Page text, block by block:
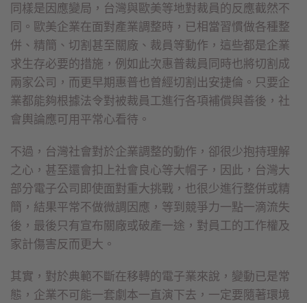
同樣是因應變局，台灣與歐美等地對裁員的反應截然不
同。歐美企業在面對產業調整時，已相當習慣做各種整
併、精簡、切割甚至關廠、裁員等動作，這些都是企業
求生存必要的措施，例如此次惠普裁員同時也將切割成
兩家公司，而更早期惠普也曾經切割出安捷倫。只要企
業都能夠根據法令對被裁員工進行各項補償與善後，社
會輿論應可用平常心看待。
不過，台灣社會對於企業調整的動作，卻很少抱持理解
之心，甚至還會扣上社會良心等大帽子，因此，台灣大
部分電子公司即使面對重大挑戰，也很少進行整併或精
簡，結果平常不做微調因應，等到競爭力一點一滴流失
後，最後只有宣布關廠或破產一途，對員工的工作權及
家計傷害反而更大。
其實，對於典範不斷在移轉的電子業來說，變動已是常
態，企業不可能一套劇本一直演下去，一定要隨著環境